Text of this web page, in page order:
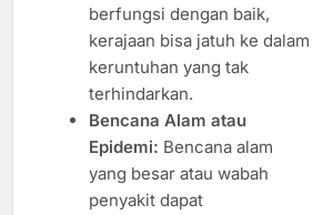
berfungsi dengan baik,
kerajaan bisa jatuh ke dalam
keruntuhan yang tak
terhindarkan.
Bencana Alam atau
Epidemi: Bencana alam
yang besar atau wabah
penyakit dapat